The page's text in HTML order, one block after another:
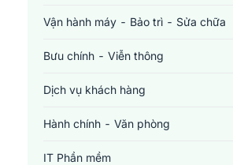
Vận hành máy - Bảo trì - Sửa chữa
Bưu chính - Viễn thông
Dịch vụ khách hàng
Hành chính - Văn phòng
IT Phần mềm